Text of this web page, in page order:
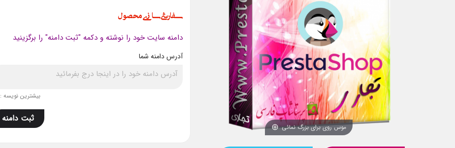
موس روی برای بزرگ نمائی
سفارشی سازی محصول
دامنه سایت خود را نوشته و دکمه "ثبت دامنه" را برگزینید
آدرس دامنه شما
بیشترین نویسه : 50
ثبت دامنه